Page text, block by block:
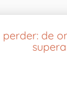
perder: de